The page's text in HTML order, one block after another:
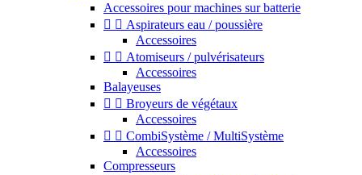
Accessoires pour machines sur batterie
  Aspirateurs eau / poussière
Accessoires
  Atomiseurs / pulvérisateurs
Accessoires
Balayeuses
  Broyeurs de végétaux
Accessoires
  CombiSystème / MultiSystème
Accessoires
Compresseurs